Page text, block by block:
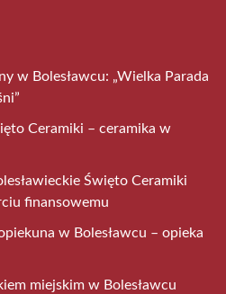
w Bolesławcu: „Wielka Parada
Ceramiki – ceramika w
Święto Ceramiki
finansowemu
w Bolesławcu – opieka
miejskim w Bolesławcu